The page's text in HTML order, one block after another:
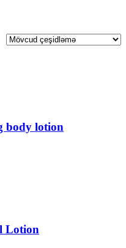
body lotion
Lotion